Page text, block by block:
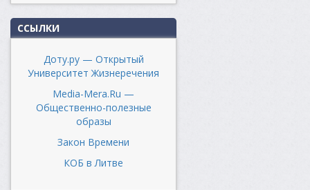
ССЫЛКИ
Доту.ру — Открытый
Университет Жизнеречения
Media-Mera.Ru —
Общественно-полезные
образы
Закон Времени
КОБ в Литве